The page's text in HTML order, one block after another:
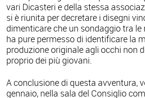
vari Dicasteri e della stessa
si è riunita per decretare i disegni
dimenticare che un sondaggio tra le
ha pure permesso di identificare la
produzione originale agli occhi non
proprio dei più giovani.
A conclusione di questa avventura,
gennaio, nella sala del Consiglio